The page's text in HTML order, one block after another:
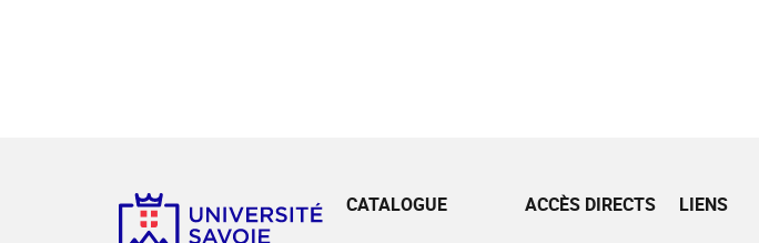
CATALOGUE ACCÈS DIRECTS LIENS